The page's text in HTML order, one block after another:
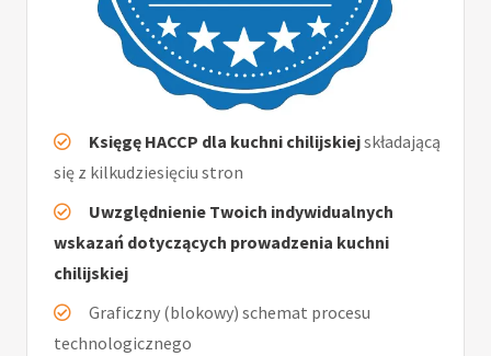
Księgę HACCP dla kuchni chilijskiejskładającą
się z kilkudziesięciu stron
Uwzględnienie Twoich indywidualnych
wskazań dotyczących prowadzenia kuchni
chilijskiej
Graficzny (blokowy) schemat procesu
technologicznego